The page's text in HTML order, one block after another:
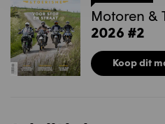
Motoren &
2026 #2
Koop dit